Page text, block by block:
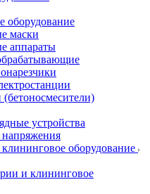
оборудование
маски
аппараты
устройства
оборудование
и клининговое